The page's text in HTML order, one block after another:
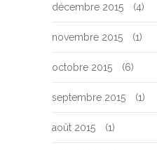
décembre 2015 (4)
novembre 2015 (1)
octobre 2015 (6)
septembre 2015 (1)
août 2015 (1)